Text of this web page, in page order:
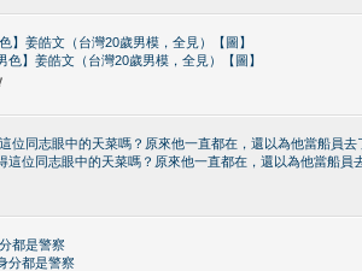
色】姜皓文（台灣20歲男模，全見）【圖】
色】姜皓文（台灣20歲男模，全見）【圖】
位同志眼中的天菜嗎？原來他一直都在，還以為他當船員去
這位同志眼中的天菜嗎？原來他一直都在，還以為他當船員
都是警察
分都是警察